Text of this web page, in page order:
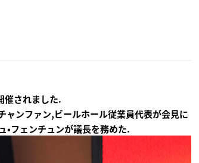
催されました.
ャンファン,ビールホール従業員代表が会見に
フェンチュンが議長を務めた.